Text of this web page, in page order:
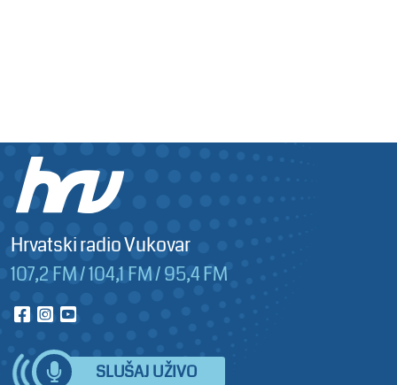
Hrvatski radio Vukovar
107,2 FM / 104,1 FM / 95,4 FM
SLUŠAJ UŽIVO